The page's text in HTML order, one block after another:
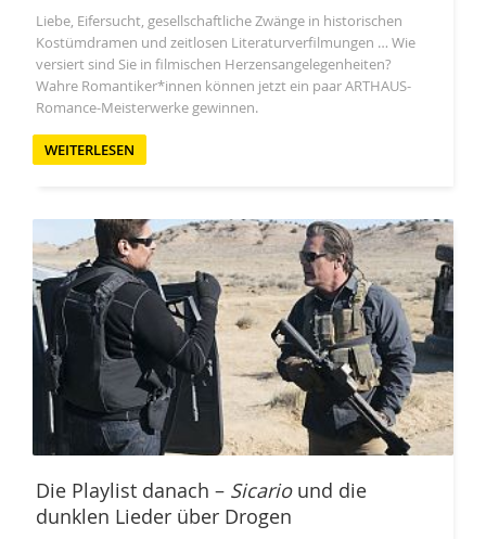
Liebe, Eifersucht, gesellschaftliche Zwänge in historischen
Kostümdramen und zeitlosen Literaturverfilmungen … Wie
versiert sind Sie in filmischen Herzensangelegenheiten?
Wahre Romantiker*innen können jetzt ein paar ARTHAUS-
Romance-Meisterwerke gewinnen.
WEITERLESEN
Die Playlist danach – Sicariound die
dunklen Lieder über Drogen